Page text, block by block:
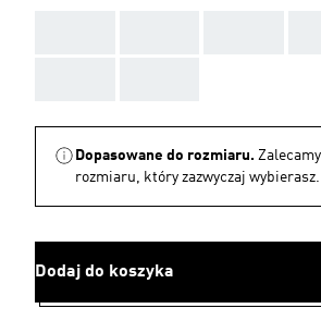
Dopasowane do rozmiaru.
rozmiaru, który zazwyczaj wybierasz.
Dodaj do koszyka